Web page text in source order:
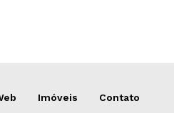
Imóveis Contato